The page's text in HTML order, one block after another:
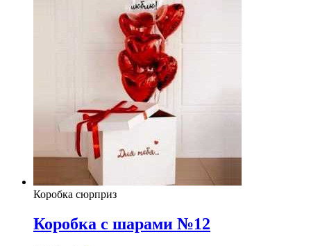
Коробка сюрприз
Коробка с шарами №12